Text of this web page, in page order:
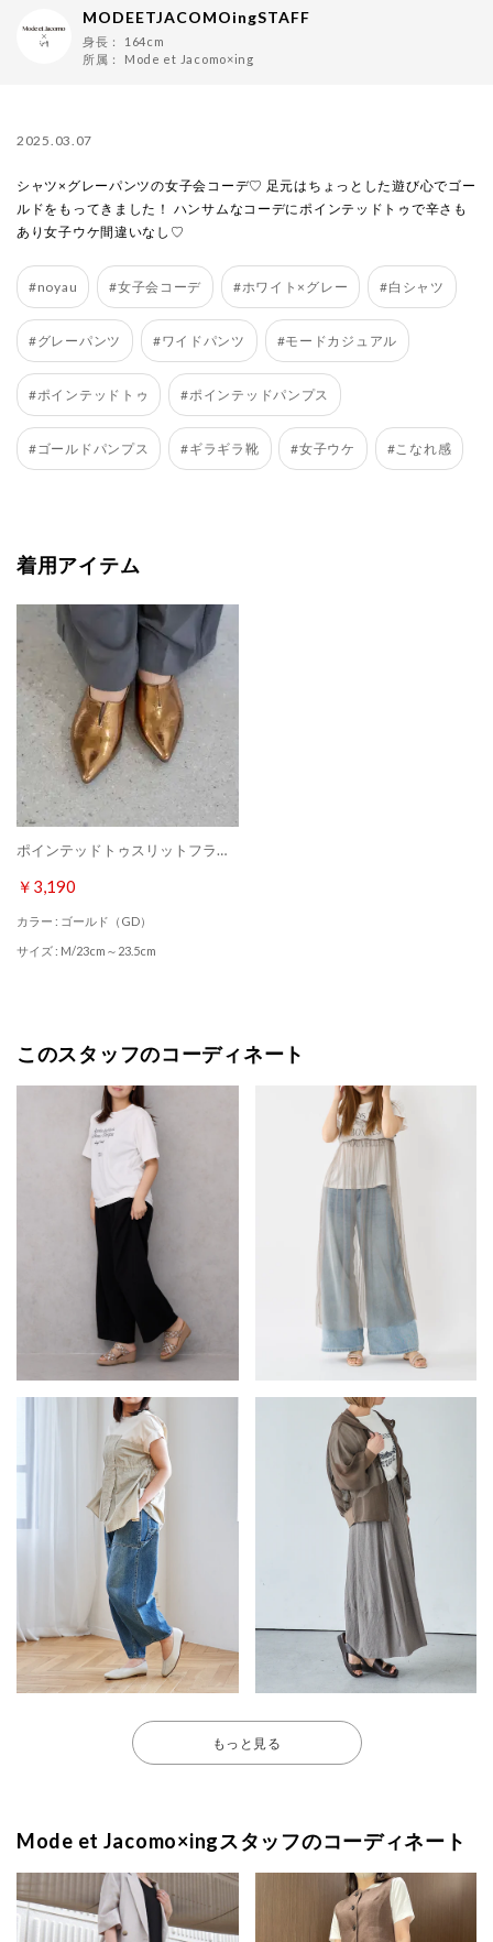
MODEETJACOMOingSTAFF
身長：
164cm
所属： Mode et Jacomo×ing
2025.03.07
シャツ×グレーパンツの女子会コーデ♡ 足元はちょっとした遊び心でゴー
ルドをもってきました！ ハンサムなコーデにポインテッドトゥで辛さも
あり女子ウケ間違いなし♡
#noyau #女子会コーデ #ホワイト×グレー #白シャツ
#グレーパンツ #ワイドパンツ #モードカジュアル
#ポインテッドトゥ #ポインテッドパンプス
#ゴールドパンプス #ギラギラ靴 #女子ウケ #こなれ感
着用アイテム
ポインテッドトゥスリットフラットパンプス （ゴールド）
￥3,190
カラー : ゴールド（GD）
サイズ : M/23cm～23.5cm
このスタッフのコーディネート
もっと見る
Mode et Jacomo×ingスタッフのコーディネート